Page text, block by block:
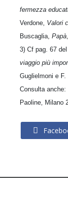
fermezza
Verdone, Valori
Buscaglia, Papà
3) Cf pag. 67
viaggio più
Guglielmoni e
Consulta anche:
Paoline, Milano